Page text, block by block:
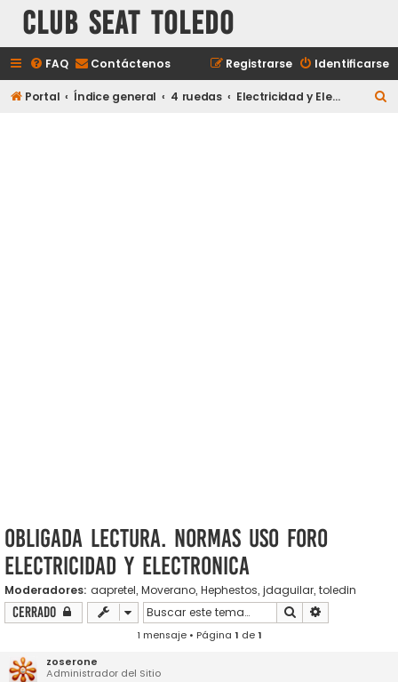
Club Seat Toledo
FAQ Contáctenos Identificarse
Registrarse
Portal Índice general 4 ruedas Electricidad y Electrónica
OBLIGADA LECTURA. NORMAS USO FORO
ELECTRICIDAD Y ELECTRONICA
Moderadores: aapretel, Moverano, Hephestos, jdaguilar, toledin
Cerrado Buscar
1 mensaje • Página 1 de1
zoserone
Administrador del Sitio